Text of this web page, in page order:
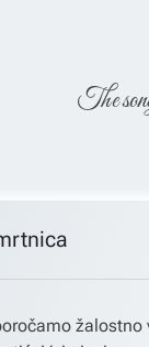
The
žalostno